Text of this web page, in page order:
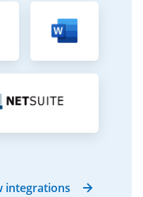
integrations